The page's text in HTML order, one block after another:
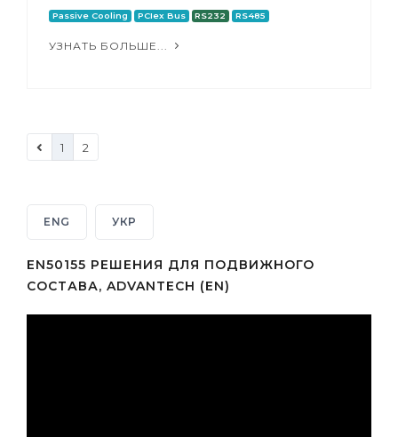
Passive Cooling PCIex Bus RS232 RS485
УЗНАТЬ БОЛЬШЕ...
1 2
ENG УКР
EN50155 РЕШЕНИЯ ДЛЯ ПОДВИЖНОГО
СОСТАВА, ADVANTECH (EN)